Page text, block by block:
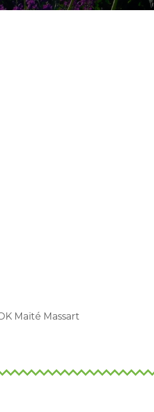
Maïté Massart